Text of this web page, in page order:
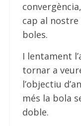
cap al nostre
boles.
I lentament
tornar a
l’objectiu
més la bola
doble.